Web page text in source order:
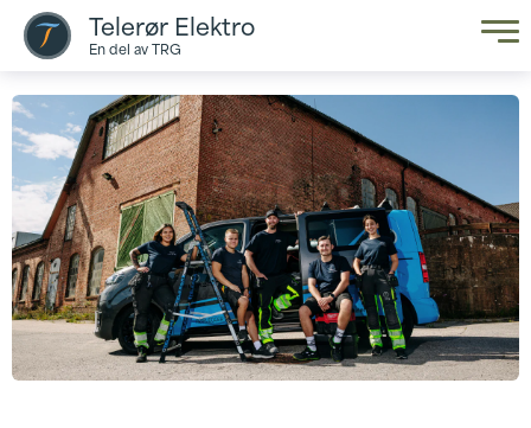
Telerør Elektro
En del av TRG